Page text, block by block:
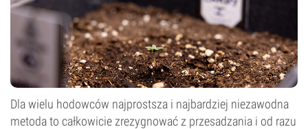
Dla wielu hodowców najprostsza i najbardziej niezawodna
metoda to całkowicie zrezygnować z przesadzania i od razu